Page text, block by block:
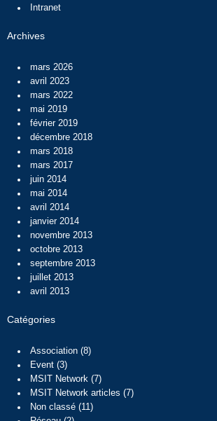
Intranet
Archives
mars 2026
avril 2023
mars 2022
mai 2019
février 2019
décembre 2018
mars 2018
mars 2017
juin 2014
mai 2014
avril 2014
janvier 2014
novembre 2013
octobre 2013
septembre 2013
juillet 2013
avril 2013
Catégories
Association(8)
Event(3)
MSIT Network (7)
MSIT Network articles (7)
Non classé(11)